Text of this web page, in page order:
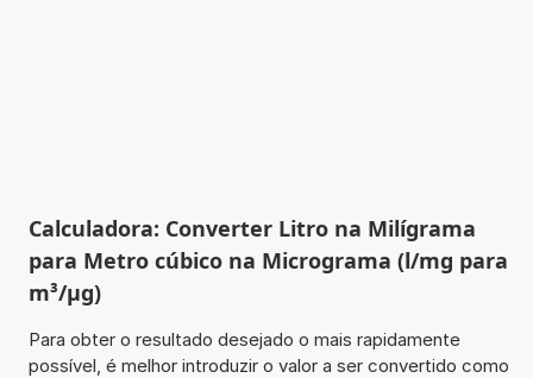
Calculadora: Converter Litro na Milígrama
para Metro cúbico na Micrograma (l/mg para
m³/µg)
Para obter o resultado desejado o mais rapidamente
possível, é melhor introduzir o valor a ser convertido como